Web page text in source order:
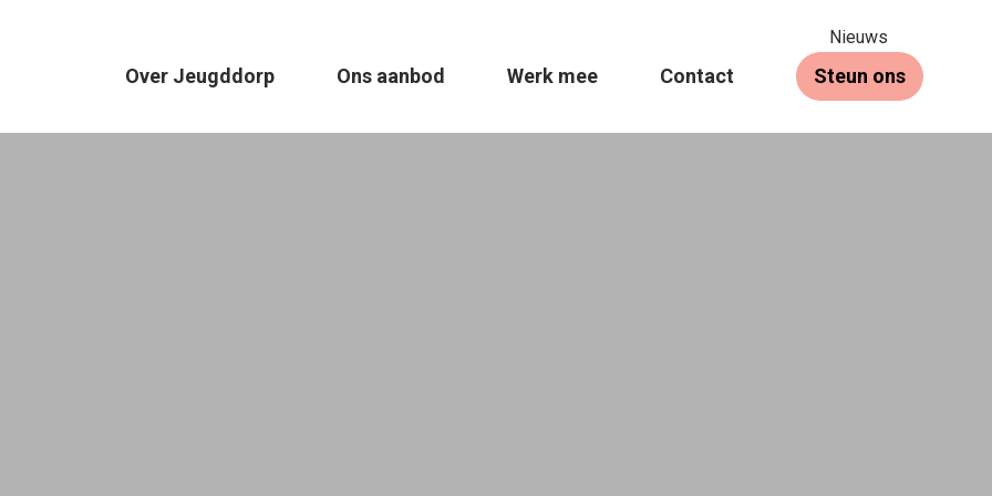
Nieuws
Over Jeugddorp Ons aanbod Werk mee Contact Steun ons